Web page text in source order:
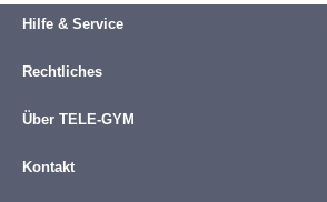
Hilfe & Service
Rechtliches
Über TELE-GYM
Kontakt